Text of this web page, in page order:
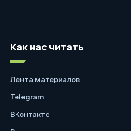
Как нас читать
Лента материалов
Telegram
ВКонтакте